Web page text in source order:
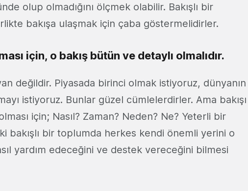
olup olmadığını ölçmek olabilir. Bakışlı bir
bakışa ulaşmak için çaba göstermelidirler.
için, o bakış bütün ve detaylı olmalıdır.
değildir. Piyasada birinci olmak istiyoruz, dünyanın
istiyoruz. Bunlar güzel cümlelerdirler. Ama bakışı
için; Nasıl? Zaman? Neden? Ne? Yeterli bir
bakışlı bir toplumda herkes kendi önemli yerini o
yardım edeceğini ve destek vereceğini bilmesi